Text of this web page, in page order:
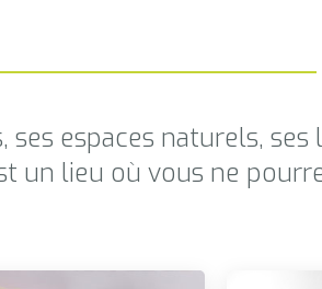
espaces naturels, ses
un lieu où vous ne